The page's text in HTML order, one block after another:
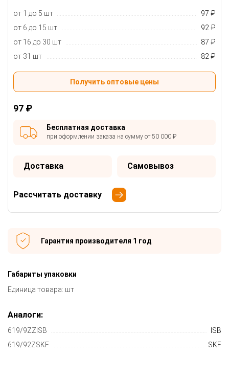
от 1 до 5 шт
97 ₽
от 6 до 15 шт
92 ₽
от 16 до 30 шт
87 ₽
от 31 шт
82 ₽
Получить оптовые цены
97 ₽
Бесплатная доставка
при оформлении заказа на сумму от 50 000 ₽
Доставка Самовывоз
Рассчитать доставку
Гарантия производителя 1 год
Габариты упаковки
Единица товара: шт
Аналоги:
619/9ZZISB
ISB
619/92ZSKF
SKF